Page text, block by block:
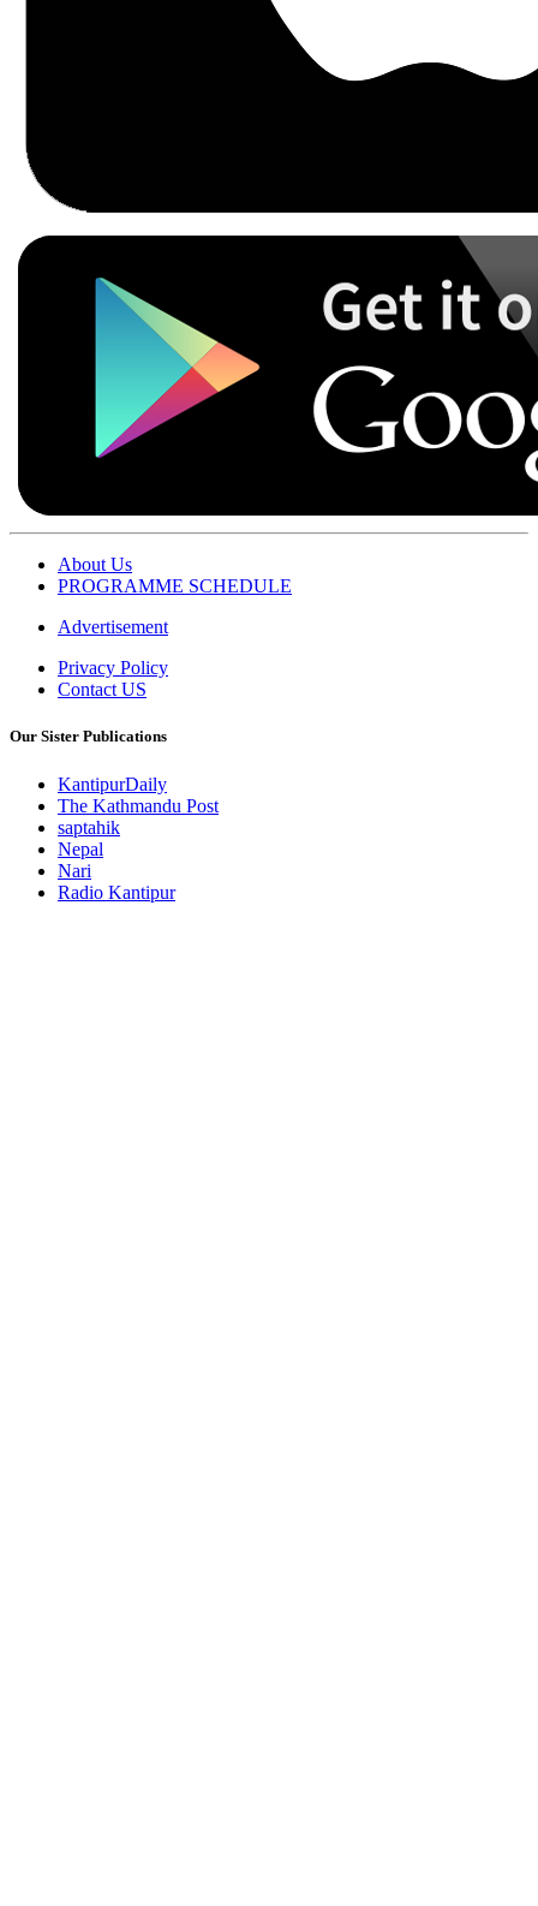
About Us
PROGRAMME SCHEDULE
Advertisement
Privacy Policy
Contact US
Our Sister Publications
KantipurDaily
The Kathmandu Post
saptahik
Nepal
Nari
Radio Kantipur